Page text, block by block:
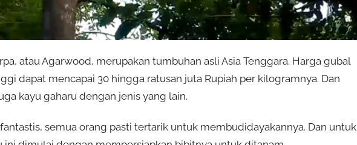
atau Agarwood, merupakan tumbuhan asli Asia Tenggara. Harga gubal
dapat mencapai 30 hingga ratusan juta Rupiah per kilogramnya. Dan
kayu gaharu dengan jenis yang lain.
semua orang pasti tertarik untuk membudidayakannya. Dan untuk